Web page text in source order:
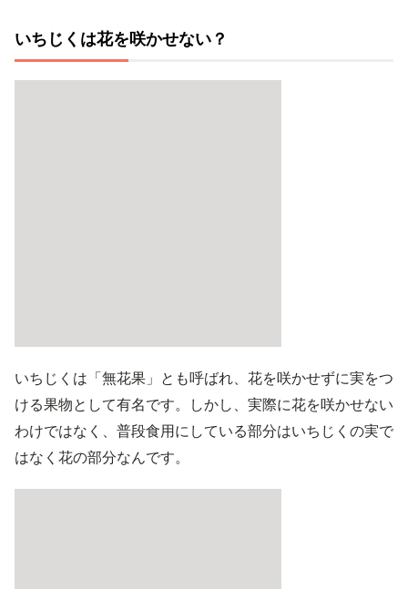
いちじくは花を咲かせない？
いちじくは「無花果」とも呼ばれ、花を咲かせずに実をつ
ける果物として有名です。しかし、実際に花を咲かせない
わけではなく、普段食用にしている部分はいちじくの実で
はなく花の部分なんです。